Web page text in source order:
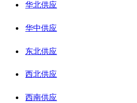
华北供应
华中供应
东北供应
西北供应
西南供应